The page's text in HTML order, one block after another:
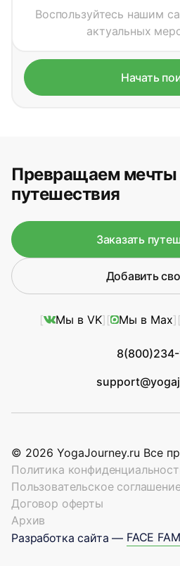
Воспользуйтесь нашим
актуальных
Начать
Превращаем мечты
путешествия
Заказать
Добавить
Мы в VK Мы в Max
© 2026 YogaJourney.ru Все
Политика
Пользовательское
Договор оферты
Архив
Разработка сайта — FACE